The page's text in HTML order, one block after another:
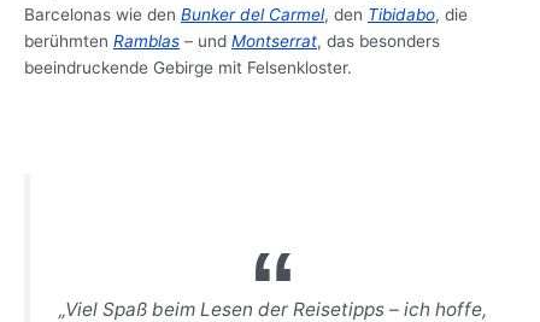
Barcelonas wie den Bunker del Carmel, den Tibidabo, die
berühmten Ramblas – und Montserrat, das besonders
beeindruckende Gebirge mit Felsenkloster.
„Viel Spaß beim Lesen der Reisetipps – ich hoffe,